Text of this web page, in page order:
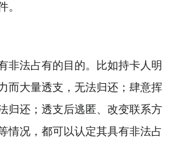
。
非法占有的目的。比如持卡人明
而大量透支，无法归还；肆意挥
归还；透支后逃匿、改变联系方
情况，都可以认定其具有非法占